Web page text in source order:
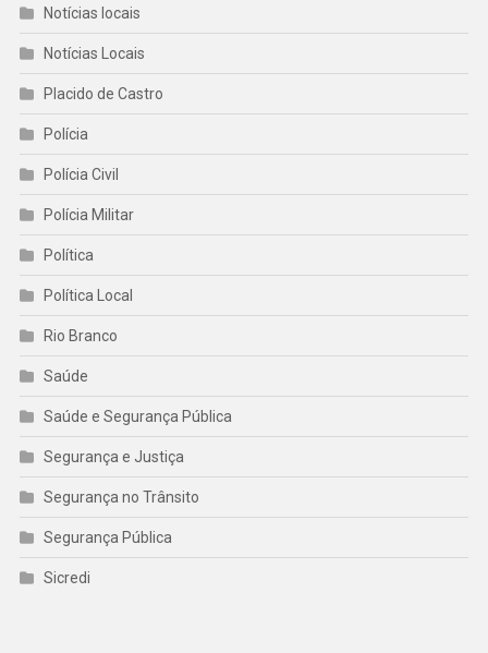
Notícias locais
Notícias Locais
Placido de Castro
Polícia
Polícia Civil
Polícia Militar
Política
Política Local
Rio Branco
Saúde
Saúde e Segurança Pública
Segurança e Justiça
Segurança no Trânsito
Segurança Pública
Sicredi